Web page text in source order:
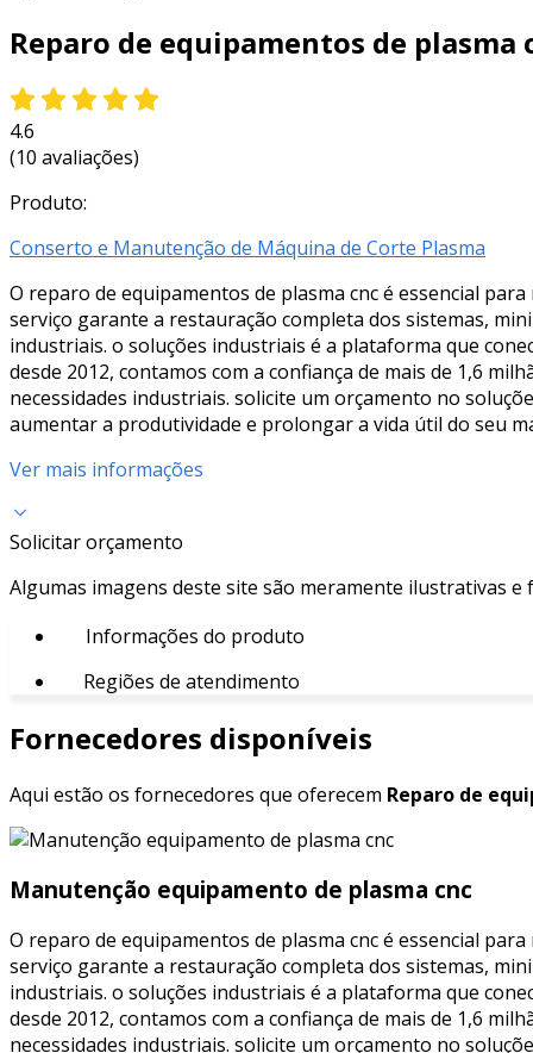
Reparo de equipamentos de plasma
4.6
(10 avaliações)
Produto:
Conserto e Manutenção de Máquina de Corte Plasma
O reparo de equipamentos de plasma cnc é essencial
serviço garante a restauração completa dos sistemas,
industriais. o soluções industriais é a plataforma que
desde 2012, contamos com a confiança de mais de 1,6
necessidades industriais. solicite um orçamento no
aumentar a produtividade e prolongar a vida útil do seu
Ver mais informações
Solicitar orçamento
Algumas imagens deste site são meramente ilustrativas
Informações do produto
Regiões de atendimento
Fornecedores disponíveis
Aqui estão os fornecedores que oferecem Reparo de
Manutenção equipamento de plasma cnc
O reparo de equipamentos de plasma cnc é essencial
serviço garante a restauração completa dos sistemas,
industriais. o soluções industriais é a plataforma que
desde 2012, contamos com a confiança de mais de 1,6
necessidades industriais. solicite um orçamento no